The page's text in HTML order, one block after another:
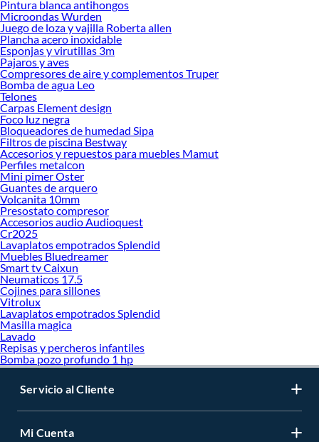
ofrecerte!
Encuentra una amplia variedad de productos de Tuercas en Sodimac. Encuentra
todo lo necesario para tus proyectos de renovación y decoración. ¡Visítanos y
haz tus ideas realidad!
Pintura blanca antihongos
Microondas Wurden
Juego de loza y vajilla Roberta allen
Plancha acero inoxidable
Esponjas y virutillas 3m
Pajaros y aves
Compresores de aire y complementos Truper
Bomba de agua Leo
Telones
Carpas Element design
Foco luz negra
Bloqueadores de humedad Sipa
Filtros de piscina Bestway
Accesorios y repuestos para muebles Mamut
Perfiles metalcon
Mini pimer Oster
Guantes de arquero
Volcanita 10mm
Presostato compresor
Accesorios audio Audioquest
Cr2025
Lavaplatos empotrados Splendid
Muebles Bluedreamer
Smart tv Caixun
Neumaticos 17.5
Cojines para sillones
Vitrolux
Lavaplatos empotrados Splendid
Masilla magica
Lavado
Repisas y percheros infantiles
Bomba pozo profundo 1 hp
Servicio al Cliente
Mi Cuenta